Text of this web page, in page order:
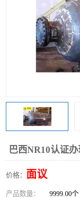
巴西NR10认证
价格： 面议
产品数量： 9999.00个